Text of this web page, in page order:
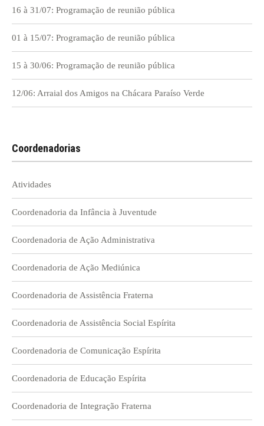
16 à 31/07: Programação de reunião pública
01 à 15/07: Programação de reunião pública
15 à 30/06: Programação de reunião pública
12/06: Arraial dos Amigos na Chácara Paraíso Verde
Coordenadorias
Atividades
Coordenadoria da Infância à Juventude
Coordenadoria de Ação Administrativa
Coordenadoria de Ação Mediúnica
Coordenadoria de Assistência Fraterna
Coordenadoria de Assistência Social Espírita
Coordenadoria de Comunicação Espírita
Coordenadoria de Educação Espírita
Coordenadoria de Integração Fraterna